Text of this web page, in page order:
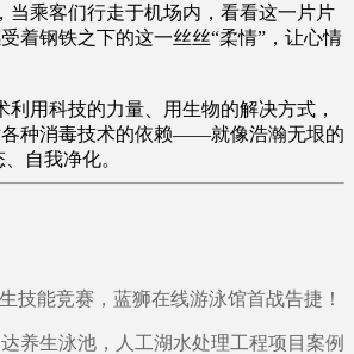
乘客们行走于机场内，看看这一片片
着钢铁之下的这一丝丝“柔情”，让心情
用科技的力量、用生物的解决方式，
种消毒技术的依赖——就像浩瀚无垠的
自我净化。
技能竞赛，蓝狮在线游泳馆首战告捷！
养生泳池，人工湖水处理工程项目案例